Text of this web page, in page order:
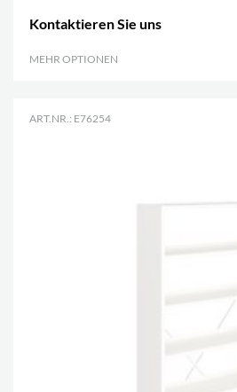
Kontaktieren Sie uns
MEHR OPTIONEN
ART.NR.: E76254